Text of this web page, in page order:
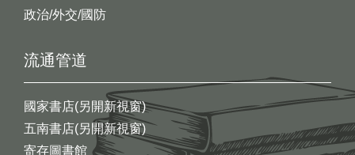
政治/外交/國防
流通管道
國家書店(另開新視窗)
五南書店(另開新視窗)
寄存圖書館